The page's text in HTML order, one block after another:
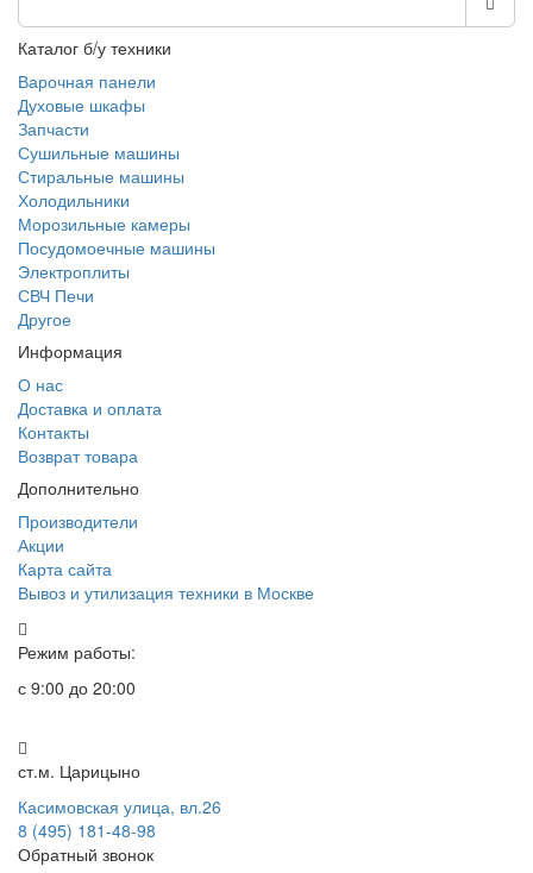
Каталог б/у техники
Варочная панели
Духовые шкафы
Запчасти
Сушильные машины
Стиральные машины
Холодильники
Морозильные камеры
Посудомоечные машины
Электроплиты
СВЧ Печи
Другое
Информация
О нас
Доставка и оплата
Контакты
Возврат товара
Дополнительно
Производители
Акции
Карта сайта
Вывоз и утилизация техники в Москве
Режим работы:
с 9:00 до 20:00
ст.м. Царицыно
Касимовская улица, вл.26
8 (495) 181-48-98
Обратный звонок